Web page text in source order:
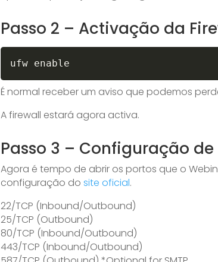
Passo 2 – Activação da
É normal receber um aviso que podemos
A firewall estará agora activa.
Passo 3 – Configuração de
Agora é tempo de abrir os portos que o
configuração dosite oficial.
22/TCP (Inbound/Outbound)
25/TCP (Outbound)
80/TCP (Inbound/Outbound)
443/TCP (Inbound/Outbound)